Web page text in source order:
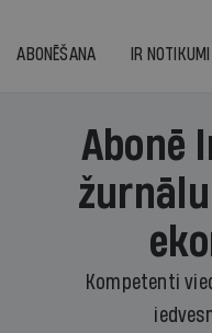
ABONĒŠANA IR NOTIKUMI
Abonē
Kompetenti